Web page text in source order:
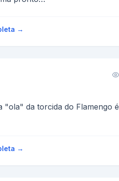
→
"ola" da torcida do Flamengo é
→